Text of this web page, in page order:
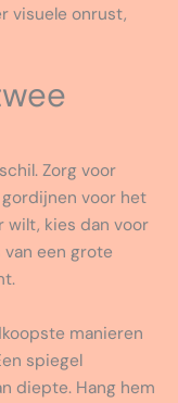
visuele onrust,
Zorg voor
voor het
wilt, kies dan voor
een grote
manieren
spiegel
diepte. Hang hem